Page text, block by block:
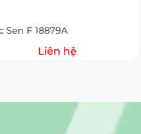
Sen F 18879A
Liên hệ